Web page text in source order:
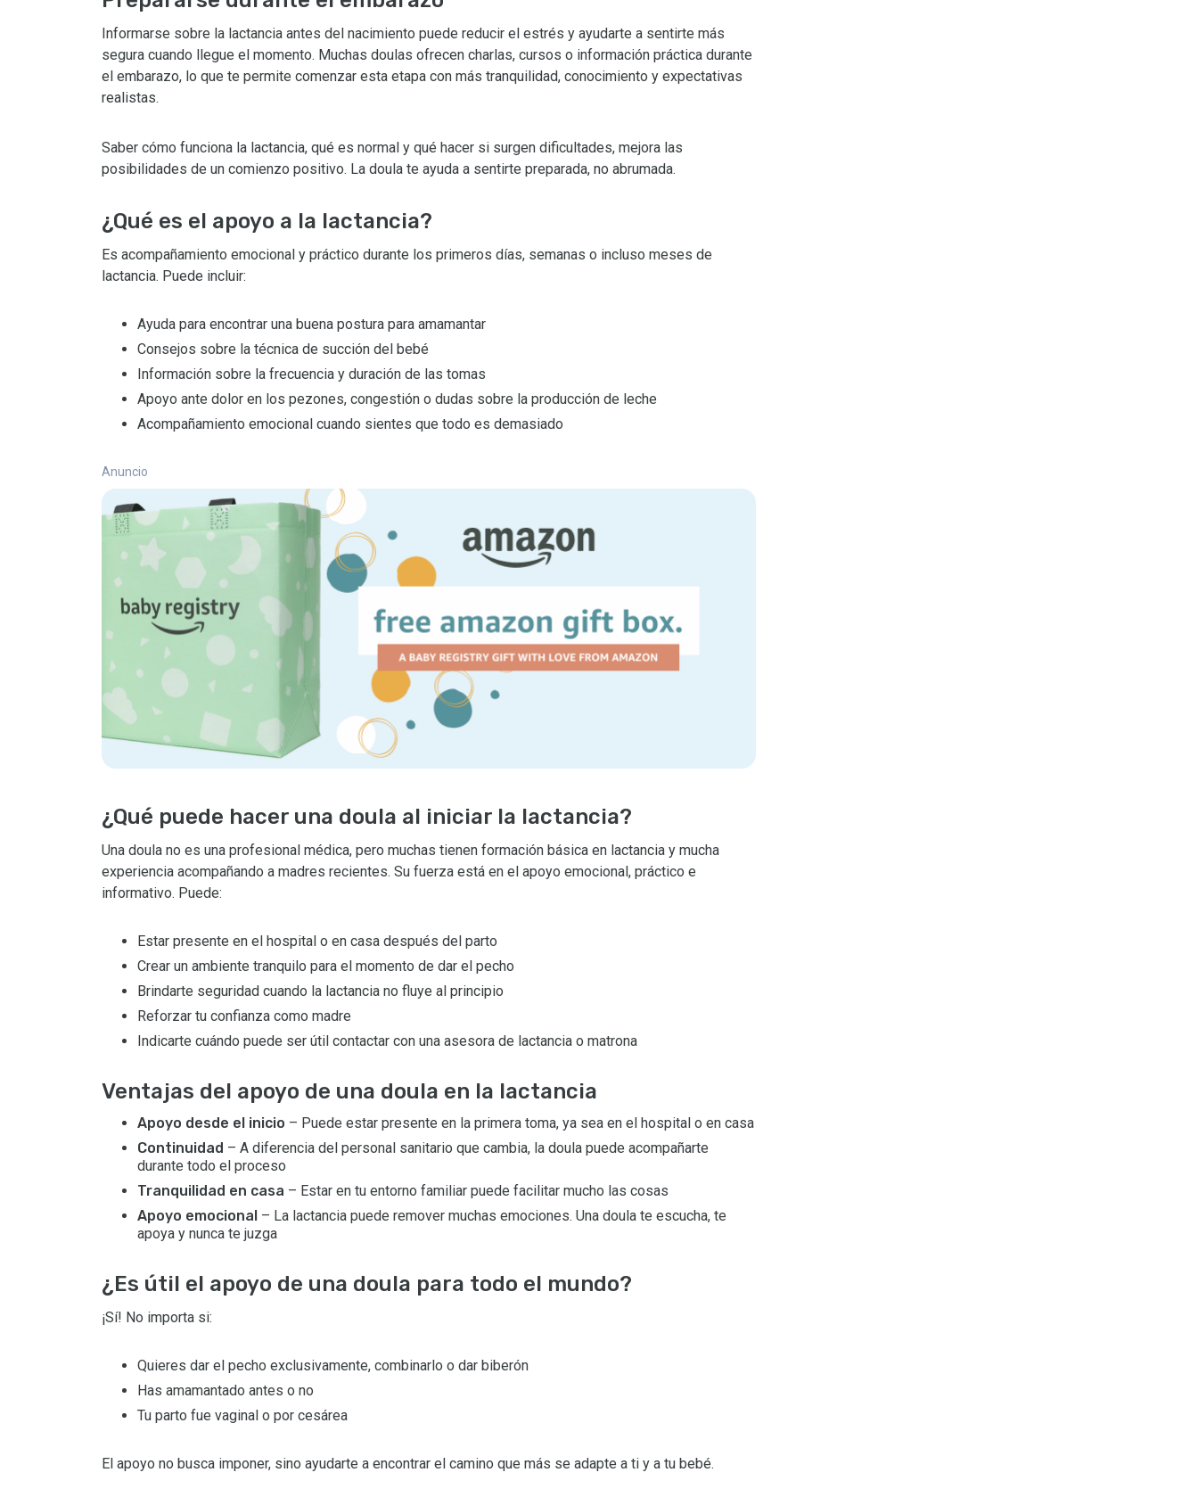
Informarse sobre la lactancia antes del nacimiento puede reducir el estrés y ayudarte a sentirte más
segura cuando llegue el momento. Muchas doulas ofrecen charlas, cursos o información práctica durante
el embarazo, lo que te permite comenzar esta etapa con más tranquilidad, conocimiento y expectativas
realistas.
Saber cómo funciona la lactancia, qué es normal y qué hacer si surgen dificultades, mejora las
posibilidades de un comienzo positivo. La doula te ayuda a sentirte preparada, no abrumada.
¿Qué es el apoyo a la lactancia?
Es acompañamiento emocional y práctico durante los primeros días, semanas o incluso meses de
lactancia. Puede incluir:
Ayuda para encontrar una buena postura para amamantar
Consejos sobre la técnica de succión del bebé
Información sobre la frecuencia y duración de las tomas
Apoyo ante dolor en los pezones, congestión o dudas sobre la producción de leche
Acompañamiento emocional cuando sientes que todo es demasiado
Anuncio
¿Qué puede hacer una doula al iniciar la lactancia?
Una doula no es una profesional médica, pero muchas tienen formación básica en lactancia y mucha
experiencia acompañando a madres recientes. Su fuerza está en el apoyo emocional, práctico e
informativo. Puede:
Estar presente en el hospital o en casa después del parto
Crear un ambiente tranquilo para el momento de dar el pecho
Brindarte seguridad cuando la lactancia no fluye al principio
Reforzar tu confianza como madre
Indicarte cuándo puede ser útil contactar con una asesora de lactancia o matrona
Ventajas del apoyo de una doula en la lactancia
Apoyo desde el inicio – Puede estar presente en la primera toma, ya sea en el hospital o en casa
Continuidad – A diferencia del personal sanitario que cambia, la doula puede acompañarte
durante todo el proceso
Tranquilidad en casa – Estar en tu entorno familiar puede facilitar mucho las cosas
Apoyo emocional – La lactancia puede remover muchas emociones. Una doula te escucha, te
apoya y nunca te juzga
¿Es útil el apoyo de una doula para todo el mundo?
¡Sí! No importa si:
Quieres dar el pecho exclusivamente, combinarlo o dar biberón
Has amamantado antes o no
Tu parto fue vaginal o por cesárea
El apoyo no busca imponer, sino ayudarte a encontrar el camino que más se adapte a ti y a tu bebé.